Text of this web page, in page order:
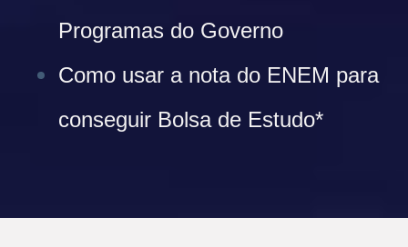
Programas do Governo
Como usar a nota do ENEM para
conseguir Bolsa de Estudo*